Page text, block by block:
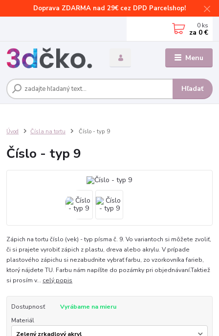
Doprava ZDARMA nad 29€ cez DPD Parcelshop!
Menu
Hľadať
0 ks
za 0 €
Úvod Čísla na tortu Číslo - typ 9
Číslo - typ 9
Zápich na tortu číslo (vek) - typ písma č. 9. Vo variantoch si môžete zvoliť,
či si prajete vyrobiť zápich z plastu, dreva alebo akrylu. V prípade
plastového zápichu si nezabudnite vybrať farbu, zo vzorkovníka farieb,
ktorý nájdete TU. Farbu nám napíšte do pozámky pri objednávaní.Taktiež
si prosím v... celý popis
Dostupnosť
Vyrábame na mieru
Materiál